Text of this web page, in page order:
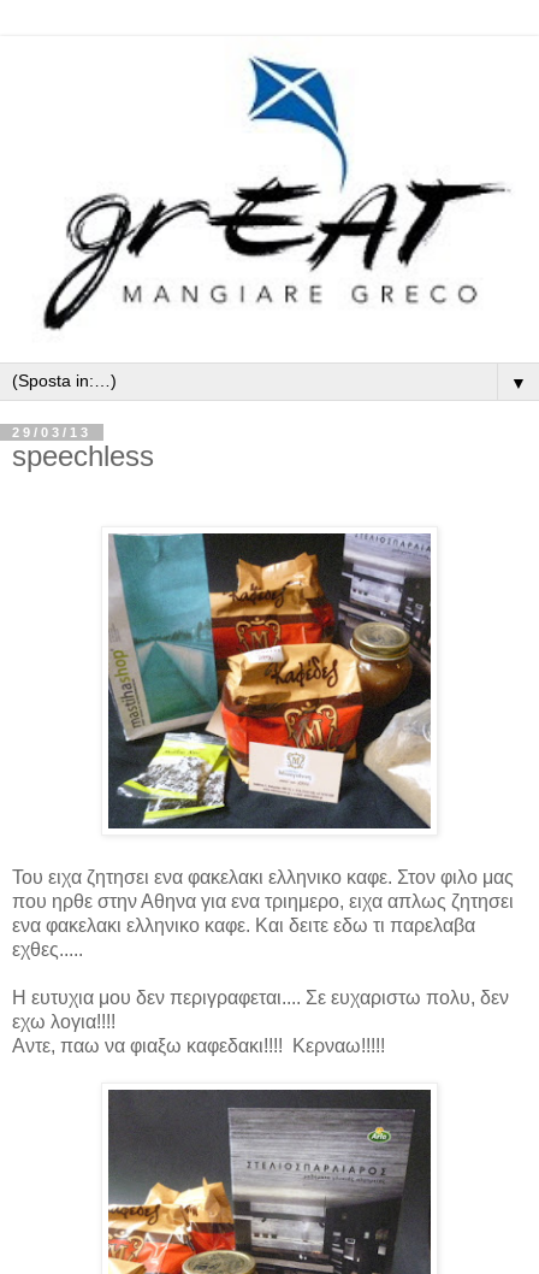
▼
29/03/13
speechless
Του ειχα ζητησει ενα φακελακι ελληνικο καφε. Στον φιλο μας
που ηρθε στην Αθηνα για ενα τριημερο, ειχα απλως ζητησει
ενα φακελακι ελληνικο καφε. Και δειτε εδω τι παρελαβα
εχθες.....
Η ευτυχια μου δεν περιγραφεται.... Σε ευχαριστω πολυ, δεν
εχω λογια!!!!
Αντε, παω να φιαξω καφεδακι!!!! Κερναω!!!!!